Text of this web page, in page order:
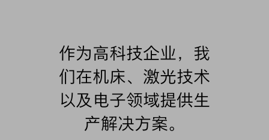
作为高科技企业，我
们在机床、激光技术
以及电子领域提供生
产解决方案。